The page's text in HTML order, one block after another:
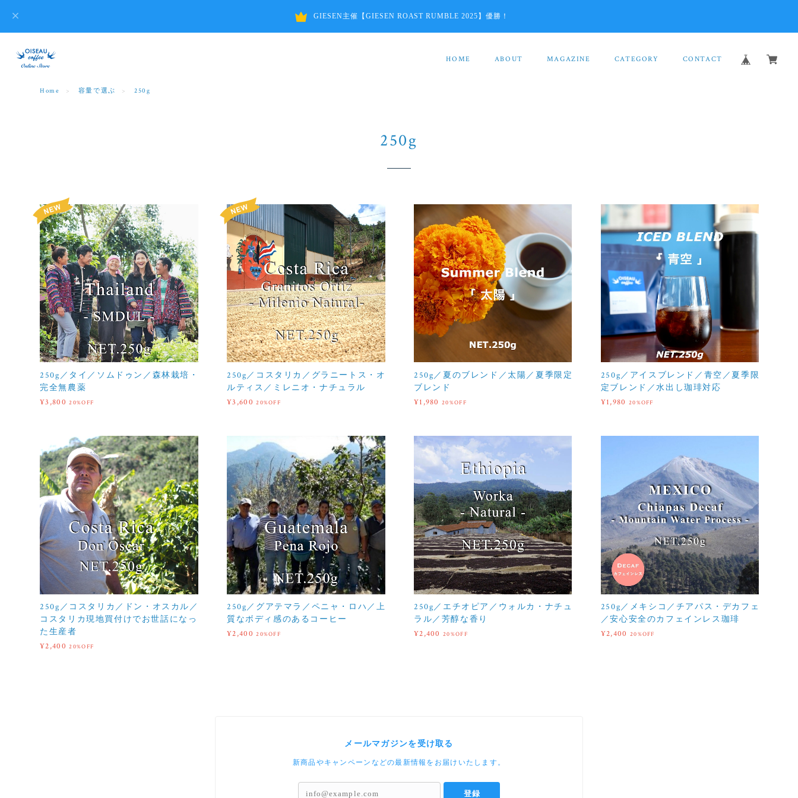
GIESEN主催【GIESEN ROAST RUMBLE 2025】優勝！
HOME ABOUT MAGAZINE CATEGORY CONTACT
Home 容量で選ぶ 250g
250g
250g／タイ／ソムドゥン／森林栽培・
完全無農薬
¥3,800 20%OFF
250g／コスタリカ／グラニートス・オ
ルティス／ミレニオ・ナチュラル
¥3,600 20%OFF
250g／夏のブレンド／太陽／夏季限定
ブレンド
¥1,980 20%OFF
250g／アイスブレンド／青空／夏季限
定ブレンド／水出し珈琲対応
¥1,980 20%OFF
250g／コスタリカ／ドン・オスカル／
コスタリカ現地買付けでお世話になっ
た生産者
¥2,400 20%OFF
250g／グアテマラ／ペニャ・ロハ／上
質なボディ感のあるコーヒー
¥2,400 20%OFF
250g／エチオピア／ウォルカ・ナチュ
ラル／芳醇な香り
¥2,400 20%OFF
250g／メキシコ／チアパス・デカフェ
／安心安全のカフェインレス珈琲
¥2,400 20%OFF
メールマガジンを受け取る
新商品やキャンペーンなどの最新情報をお届けいたします。
登録